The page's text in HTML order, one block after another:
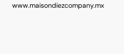
www.maisondiezcompany.mx